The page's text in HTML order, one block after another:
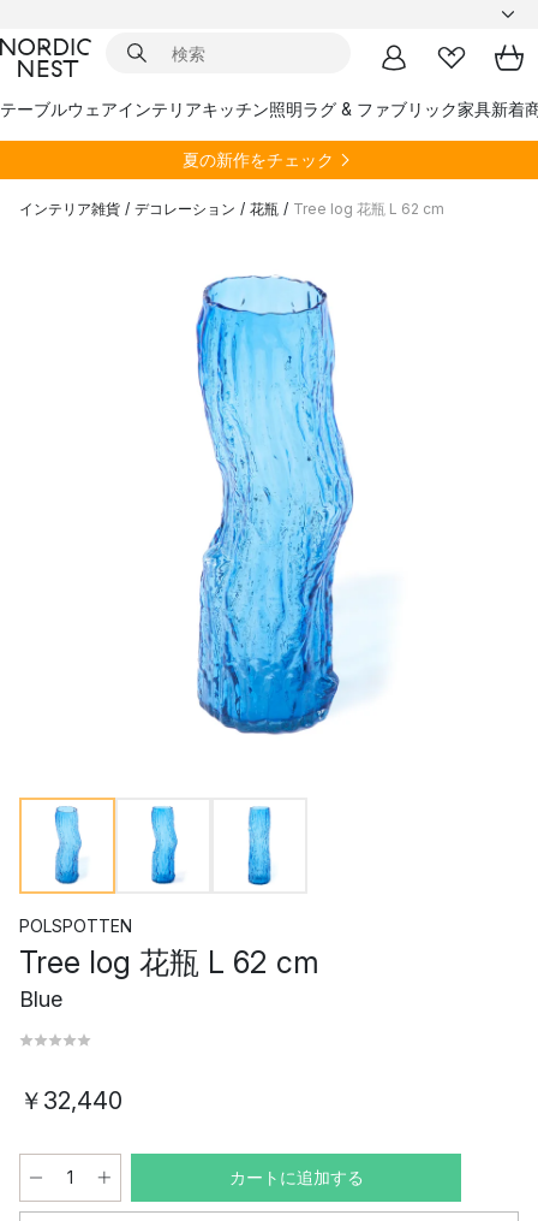
テーブルウェアインテリアキッチン照明ラグ & ファブリック家具新着
夏の新作をチェック
インテリア雑貨 / デコレーション / 花瓶 / Tree log 花瓶 L 62 cm
POLSPOTTEN
Tree log 花瓶 L 62 cm
Blue
￥32,440
カートに追加する